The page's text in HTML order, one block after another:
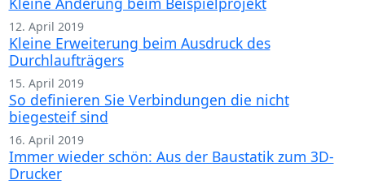
12. April 2019
Kleine Erweiterung beim Ausdruck des
Durchlaufträgers
15. April 2019
So definieren Sie Verbindungen die nicht
biegesteif sind
16. April 2019
Immer wieder schön: Aus der Baustatik zum 3D-
Drucker